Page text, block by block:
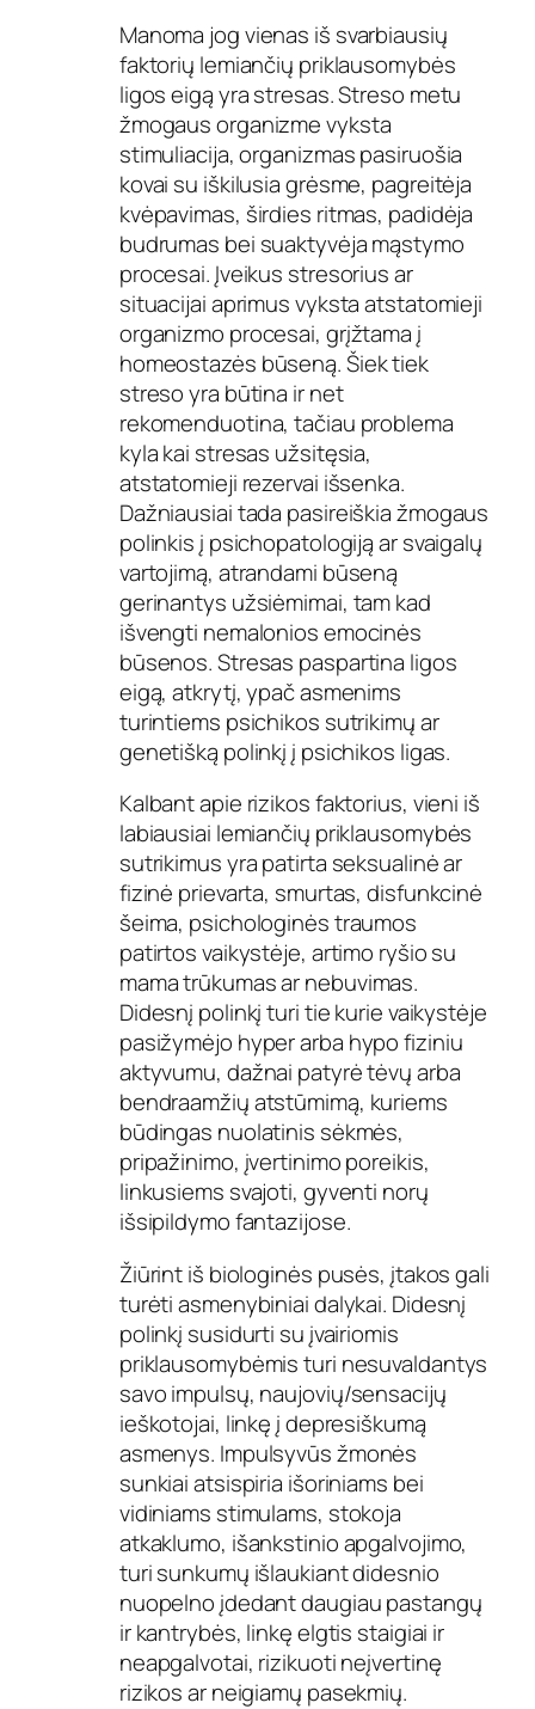
Manoma jog vienas iš svarbiausių
faktorių lemiančių priklausomybės
ligos eigą yra stresas. Streso metu
žmogaus organizme vyksta
stimuliacija, organizmas pasiruošia
kovai su iškilusia grėsme, pagreitėja
kvėpavimas, širdies ritmas, padidėja
budrumas bei suaktyvėja mąstymo
procesai. Įveikus stresorius ar
situacijai aprimus vyksta atstatomieji
organizmo procesai, grįžtama į
homeostazės būseną. Šiek tiek
streso yra būtina ir net
rekomenduotina, tačiau problema
kyla kai stresas užsitęsia,
atstatomieji rezervai išsenka.
Dažniausiai tada pasireiškia žmogaus
polinkis į psichopatologiją ar svaigalų
vartojimą, atrandami būseną
gerinantys užsiėmimai, tam kad
išvengti nemalonios emocinės
būsenos. Stresas paspartina ligos
eigą, atkrytį, ypač asmenims
turintiems psichikos sutrikimų ar
genetišką polinkį į psichikos ligas.
Kalbant apie rizikos faktorius, vieni iš
labiausiai lemiančių priklausomybės
sutrikimus yra patirta seksualinė ar
fizinė prievarta, smurtas, disfunkcinė
šeima, psichologinės traumos
patirtos vaikystėje, artimo ryšio su
mama trūkumas ar nebuvimas.
Didesnį polinkį turi tie kurie vaikystėje
pasižymėjo hyper arba hypo fiziniu
aktyvumu, dažnai patyrė tėvų arba
bendraamžių atstūmimą, kuriems
būdingas nuolatinis sėkmės,
pripažinimo, įvertinimo poreikis,
linkusiems svajoti, gyventi norų
išsipildymo fantazijose.
Žiūrint iš biologinės pusės, įtakos gali
turėti asmenybiniai dalykai. Didesnį
polinkį susidurti su įvairiomis
priklausomybėmis turi nesuvaldantys
savo impulsų, naujovių/sensacijų
ieškotojai, linkę į depresiškumą
asmenys. Impulsyvūs žmonės
sunkiai atsispiria išoriniams bei
vidiniams stimulams, stokoja
atkaklumo, išankstinio apgalvojimo,
turi sunkumų išlaukiant didesnio
nuopelno įdedant daugiau pastangų
ir kantrybės, linkę elgtis staigiai ir
neapgalvotai, rizikuoti neįvertinę
rizikos ar neigiamų pasekmių.